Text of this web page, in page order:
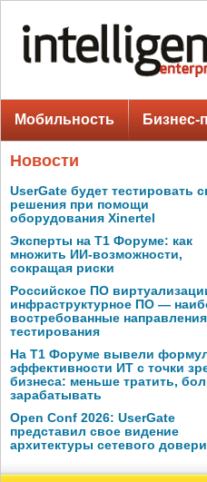
Мобильность Бизнес-
Новости
UserGate будет тестировать
решения при помощи
оборудования Xinertel
Эксперты на Т1 Форуме: как
множить ИИ-возможности,
сокращая риски
Российское ПО
инфраструктурное ПО —
востребованные
тестирования
На Т1 Форуме вывели
эффективности ИТ с точки
бизнеса: меньше тратить,
зарабатывать
Open Conf 2026: UserGate
представил свое видение
архитектуры сетевого